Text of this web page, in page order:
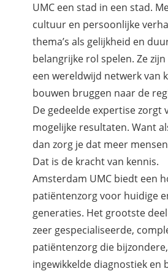
UMC een stad in een stad.
cultuur en persoonlijke
thema’s als gelijkheid en
belangrijke rol spelen. Ze
een wereldwijd netwerk van
bouwen bruggen naar de
De gedeelde expertise zorgt
mogelijke resultaten. Want
dan zorg je dat meer
Dat is de kracht van kennis.
Amsterdam UMC biedt een
patiëntenzorg voor huidige
generaties. Het grootste
zeer gespecialiseerde,
patiëntenzorg die
ingewikkelde diagnostiek en